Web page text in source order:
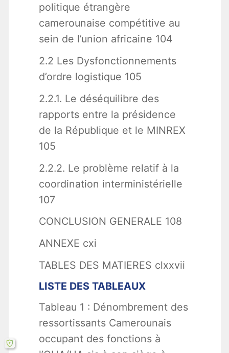
politique étrangère
camerounaise compétitive au
sein de l’union africaine 104
2.2 Les Dysfonctionnements
d’ordre logistique 105
2.2.1. Le déséquilibre des
rapports entre la présidence
de la République et le MINREX
105
2.2.2. Le problème relatif à la
coordination interministérielle
107
CONCLUSION GENERALE 108
ANNEXE cxi
TABLES DES MATIERES clxxvii
LISTE DES TABLEAUX
Tableau 1 : Dénombrement des
ressortissants Camerounais
occupant des fonctions à